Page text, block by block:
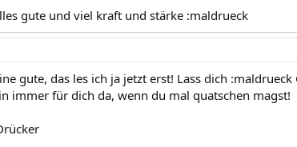
gute und viel kraft und stärke :maldrueck
gute, das les ich ja jetzt erst! Lass dich
immer für dich da, wenn du mal quatschen magst!